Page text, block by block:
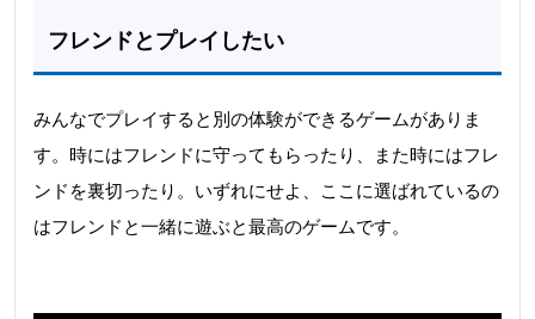
フレンドとプレイしたい
みんなでプレイすると別の体験ができるゲームがありま
す。時にはフレンドに守ってもらったり、また時にはフレ
ンドを裏切ったり。いずれにせよ、ここに選ばれているの
はフレンドと一緒に遊ぶと最高のゲームです。